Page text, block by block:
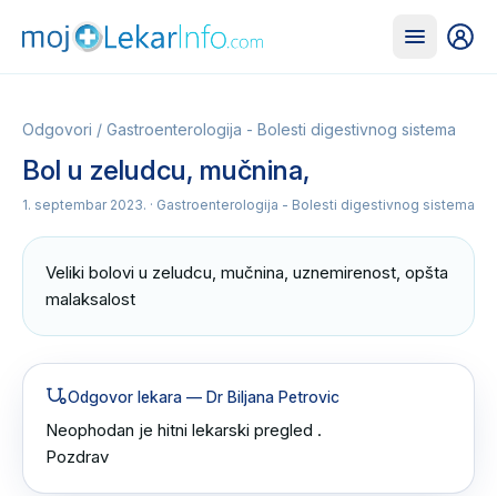
Odgovori / Gastroenterologija - Bolesti digestivnog sistema
Bol u zeludcu, mučnina,
1. septembar 2023. · Gastroenterologija - Bolesti digestivnog sistema
Veliki bolovi u zeludcu, mučnina, uznemirenost, opšta
malaksalost
Odgovor lekara — Dr Biljana Petrovic
Neophodan je hitni lekarski pregled .
Pozdrav